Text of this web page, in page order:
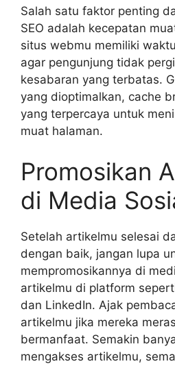
Salah satu faktor penting
SEO adalah kecepatan
situs webmu memiliki
agar pengunjung tidak
kesabaran yang terbatas.
yang dioptimalkan, cache
yang terpercaya untuk
muat halaman.
Promosikan
di Media
Setelah artikelmu selesai
dengan baik, jangan lupa
mempromosikannya di
artikelmu di platform
dan LinkedIn. Ajak
artikelmu jika mereka
bermanfaat. Semakin
mengakses artikelmu,